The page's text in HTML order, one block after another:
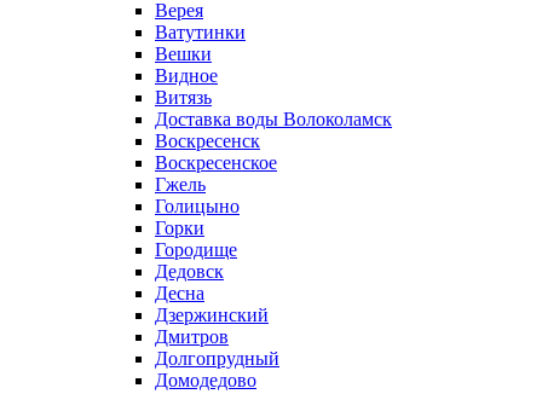
Верея
Ватутинки
Вешки
Видное
Витязь
Доставка воды Волоколамск
Воскресенск
Воскресенское
Гжель
Голицыно
Горки
Городище
Дедовск
Десна
Дзержинский
Дмитров
Долгопрудный
Домодедово